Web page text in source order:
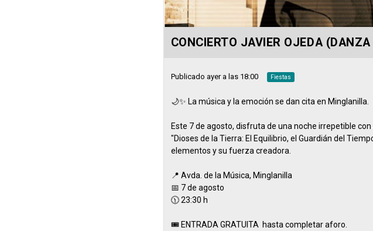
CONCIERTO JAVIER OJEDA
Publicado ayer a las 18:00 Fiestas
🌙✨ La música y la emoción se dan cita en Minglanilla.
Este 7 de agosto, disfruta de una noche irrepetible
"Dioses de la Tierra: El Equilibrio, el Guardián del
elementos y su fuerza creadora.
📍 Avda. de la Música, Minglanilla
📅 7 de agosto
🕦 23:30 h
🎟️ ENTRADA GRATUITA hasta completar aforo.